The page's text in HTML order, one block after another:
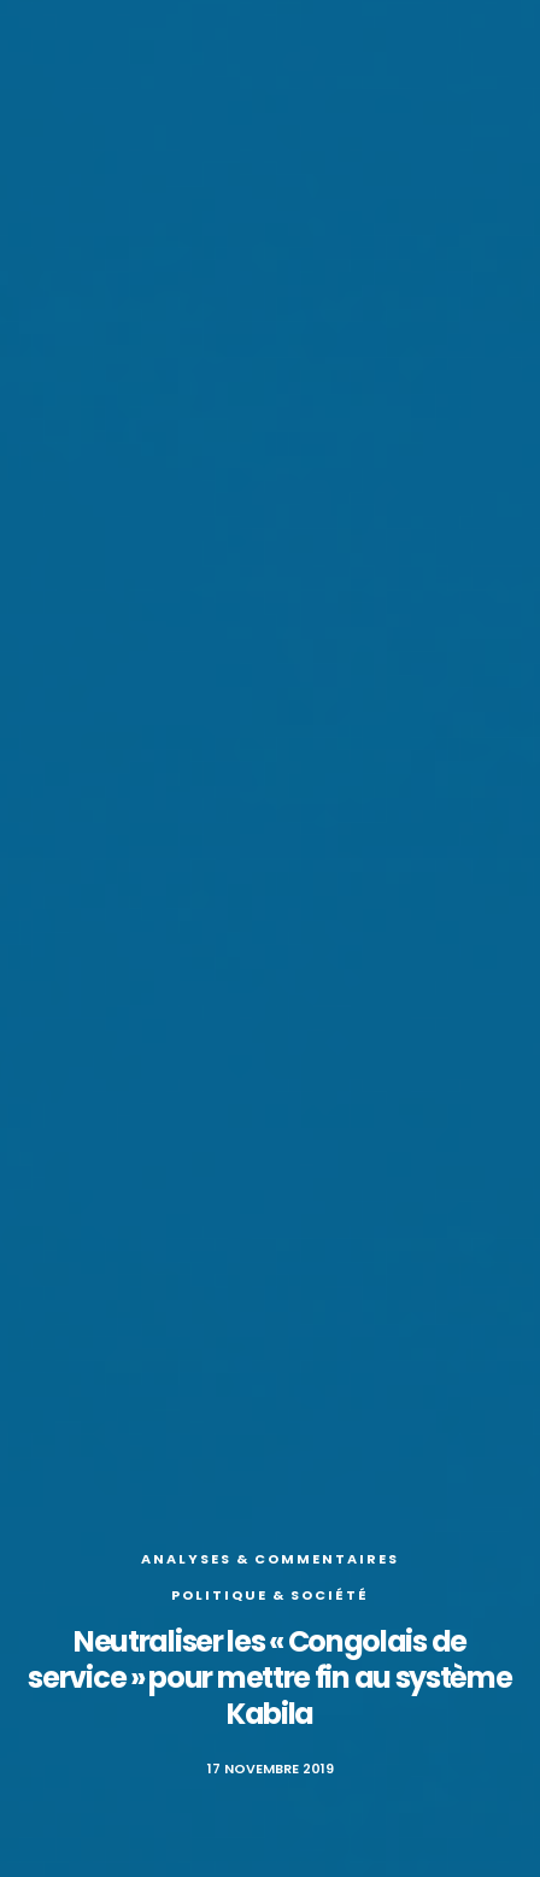
ANALYSES & COMMENTAIRES
POLITIQUE & SOCIÉTÉ
Neutraliser les « Congolais de
service » pour mettre fin au système
Kabila
17 NOVEMBRE 2019